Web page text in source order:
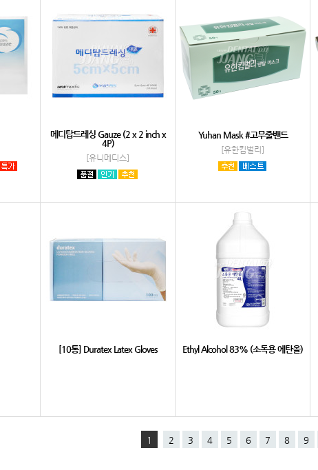
메디탑드레싱 Gauze (2 x 2 inch x
4P)
[유니메디스]
Yuhan Mask #고무줄밴드
[유한킴벌리]
[10통] Duratex Latex Gloves Ethyl Alcohol 83% (소독용 에탄올)
1 2 3 4 5 6 7 8 9